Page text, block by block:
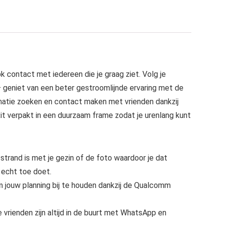
contact met iedereen die je graag ziet. Volg je
van een beter gestroomlijnde ervaring met de
zoeken en contact maken met vrienden dankzij
in een duurzaam frame zodat je urenlang kunt
is met je gezin of de foto waardoor je dat
toe doet.
planning bij te houden dankzij de Qualcomm
zijn altijd in de buurt met WhatsApp en